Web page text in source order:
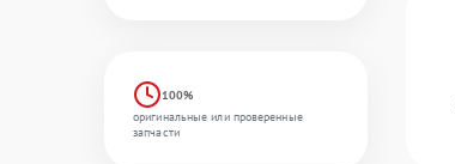
100%
оригинальные или проверенные
запчасти